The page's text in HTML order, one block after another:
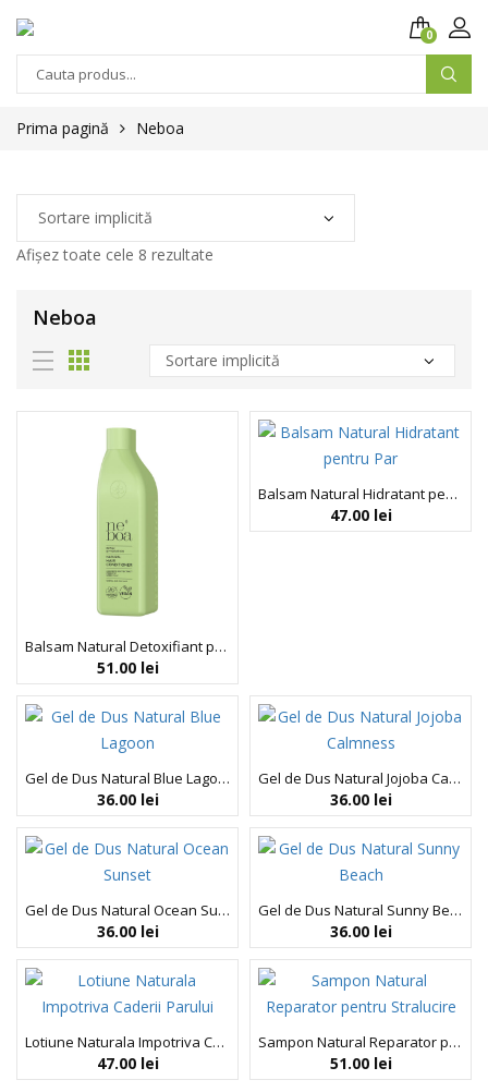
0
Prima pagină Neboa
Afișez toate cele 8 rezultate
Neboa
Balsam Natural Detoxifiant pentru Par, Detox & Hydration, Neboa, 300 ml
51.00 lei
Balsam Natural Hidratant pentru Par, Hydration & Smoothness, Neboa, 300 ml
47.00 lei
Gel de Dus Natural Blue Lagoon, Neboa, 300 ml
36.00 lei
Gel de Dus Natural Jojoba Calmness, Neboa, 300 ml
36.00 lei
Gel de Dus Natural Ocean Sunset, Neboa, 300 ml
36.00 lei
Gel de Dus Natural Sunny Beach, Neboa, 300 ml
36.00 lei
Lotiune Naturala Impotriva Caderii Parului, Neboa, 75 ml
47.00 lei
Sampon Natural Reparator pentru Stralucire, Repair & Shine, Neboa, 300 ml
51.00 lei